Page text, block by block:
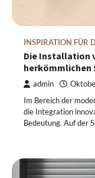
INSPIRATION FÜR
Die Installation
herkömmlichen
admin
Im Bereich der
die Integration
Bedeutung. Auf der